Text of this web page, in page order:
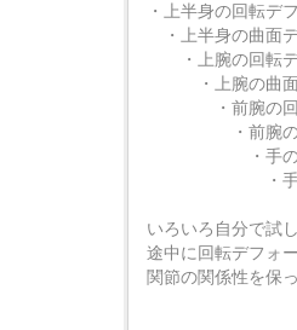
・上半身の回転デ
・上半身の曲面
・上腕の回転デ
・上腕の曲面
・前腕の回転
・前腕の曲
・手の回転
・手の曲
いろいろ自分で試
途中に回転デフォ
関節の関係性を保